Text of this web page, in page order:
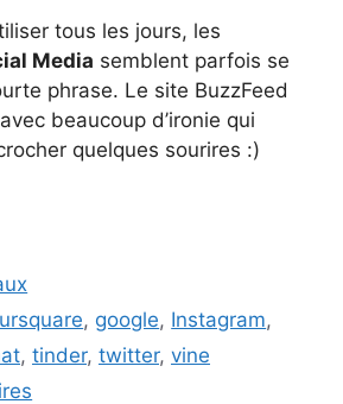
tous les jours, les
Media semblent parfois se
phrase. Le site BuzzFeed
beaucoup d’ironie qui
quelques sourires :)
, google, Instagram,
, tinder, twitter, vine